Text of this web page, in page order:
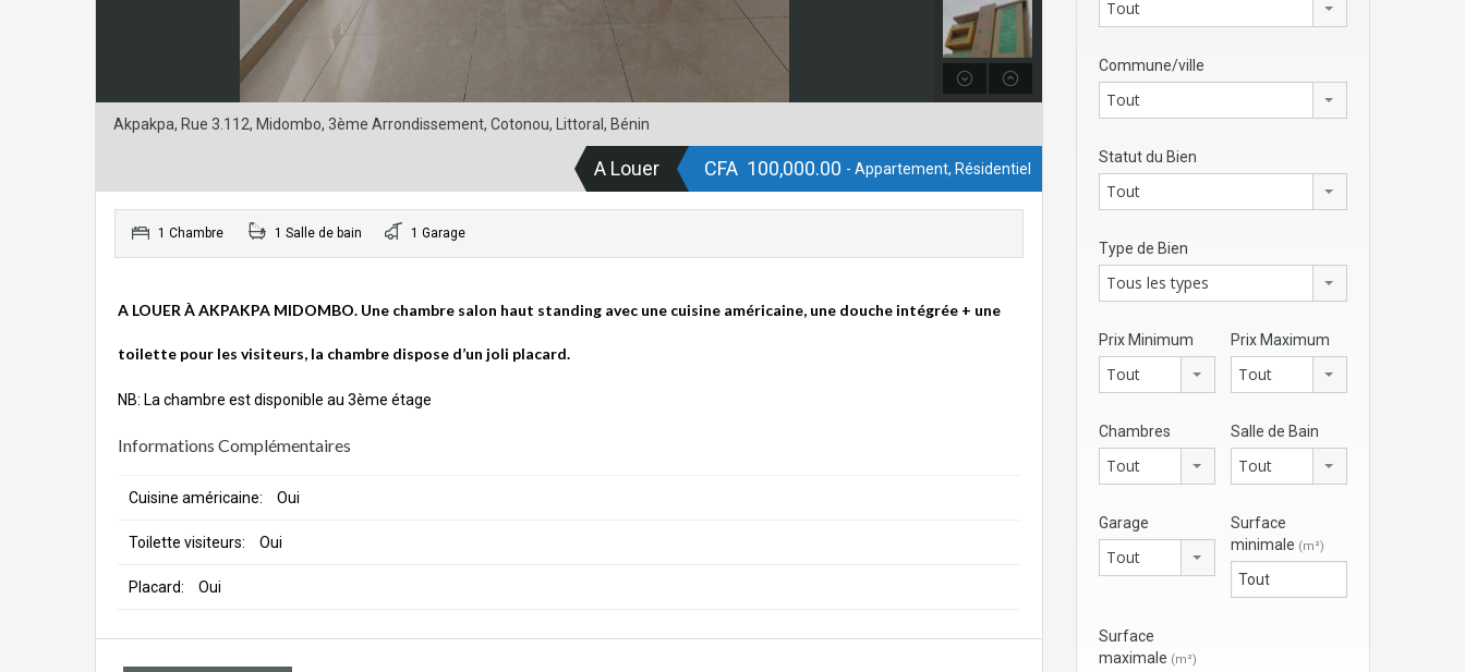
Akpakpa, Rue 3.112, Midombo, 3ème Arrondissement, Cotonou, Littoral, Bénin
A Louer CFA 100,000.00 - Appartement, Résidentiel
1 Chambre 1 Salle de bain 1 Garage
A LOUER À AKPAKPA MIDOMBO. Une chambre salon haut standing avec une cuisine américaine, une douche intégrée + une
toilette pour les visiteurs, la chambre dispose d’un joli placard.
NB: La chambre est disponible au 3ème étage
Informations Complémentaires
Cuisine américaine: Oui
Toilette visiteurs: Oui
Placard: Oui
Tout
Commune/ville
Tout
Statut du Bien
Tout
Type de Bien
Tous les types
Prix Minimum
Tout
Prix Maximum
Tout
Chambres
Tout
Salle de Bain
Tout
Garage
Tout
Surface
minimale (m²)
Surface
maximale (m²)